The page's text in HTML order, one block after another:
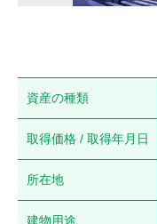
資産の種類
取得価格 / 取得年月日
所在地
建物用途